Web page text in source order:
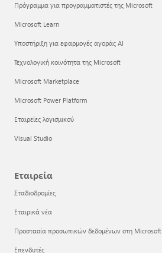
Πρόγραμμα για προγραμματιστές της Microsoft
Microsoft Learn
Υποστήριξη για εφαρμογές αγοράς AI
Τεχνολογική κοινότητα της Microsoft
Microsoft Marketplace
Microsoft Power Platform
Εταιρείες λογισμικού
Visual Studio
Εταιρεία
Σταδιοδρομίες
Εταιρικά νέα
Προστασία προσωπικών δεδομένων στη Microsoft
Επενδυτές